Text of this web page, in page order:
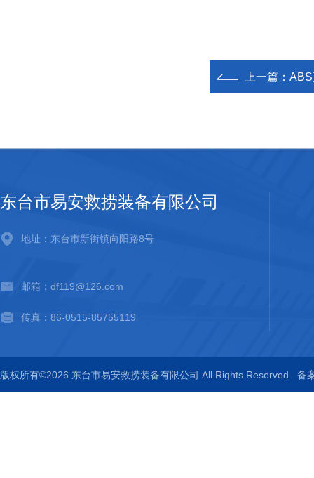
上一篇： ABS更
东台市易安救捞装备有限公司
地址：东台市新街镇向阳路8号
邮箱：df119@126.com
传真：86-0515-85755119
版权所有©2026 东台市易安救捞装备有限公司 All Rights Reserved 备